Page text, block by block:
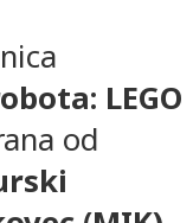
LEGO
od